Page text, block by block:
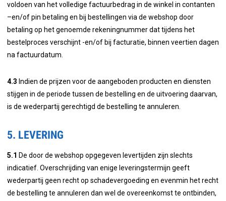
voldoen van het volledige factuurbedrag in de winkel in contanten
–en/of pin betaling en bij bestellingen via de webshop door
betaling op het genoemde rekeningnummer dat tijdens het
bestelproces verschijnt -en/of bij facturatie, binnen veertien dagen
na factuurdatum.
4.3 Indien de prijzen voor de aangeboden producten en diensten
stijgen in de periode tussen de bestelling en de uitvoering daarvan,
is de wederpartij gerechtigd de bestelling te annuleren.
5. LEVERING
5.1 De door de webshop opgegeven levertijden zijn slechts
indicatief. Overschrijding van enige leveringstermijn geeft
wederpartij geen recht op schadevergoeding en evenmin het recht
de bestelling te annuleren dan wel de overeenkomst te ontbinden,